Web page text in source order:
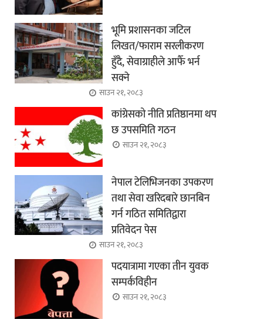
भूमि प्रशासनका जटिल
लिखत/फाराम सरलीकरण
हुँदै, सेवाग्राहीले आफैँ भर्न
सक्ने
साउन २१, २०८३
कांग्रेसको नीति प्रतिष्ठानमा थप
छ उपसमिति गठन
साउन २१, २०८३
नेपाल टेलिभिजनका उपकरण
तथा सेवा खरिदबारे छानबिन
गर्न गठित समितिद्वारा
प्रतिवेदन पेस
साउन २१, २०८३
पदयात्रामा गएका तीन युवक
सम्पर्कविहीन
साउन २१, २०८३